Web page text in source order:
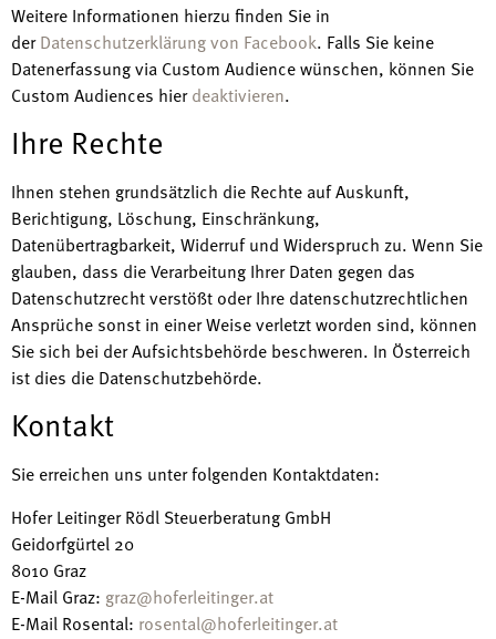
Weitere Informationen hierzu finden Sie in
derDatenschutzerklärung von Facebook. Falls Sie keine
Datenerfassung via Custom Audience wünschen, können Sie
Custom Audiences hierdeaktivieren.
Ihre Rechte
Ihnen stehen grundsätzlich die Rechte auf Auskunft,
Berichtigung, Löschung, Einschränkung,
Datenübertragbarkeit, Widerruf und Widerspruch zu. Wenn Sie
glauben, dass die Verarbeitung Ihrer Daten gegen das
Datenschutzrecht verstößt oder Ihre datenschutzrechtlichen
Ansprüche sonst in einer Weise verletzt worden sind, können
Sie sich bei der Aufsichtsbehörde beschweren. In Österreich
ist dies die Datenschutzbehörde.
Kontakt
Sie erreichen uns unter folgenden Kontaktdaten:
Hofer Leitinger Rödl Steuerberatung GmbH
Geidorfgürtel 20
8010 Graz
E-Mail Graz: graz@hoferleitinger.at
E-Mail Rosental: rosental@hoferleitinger.at